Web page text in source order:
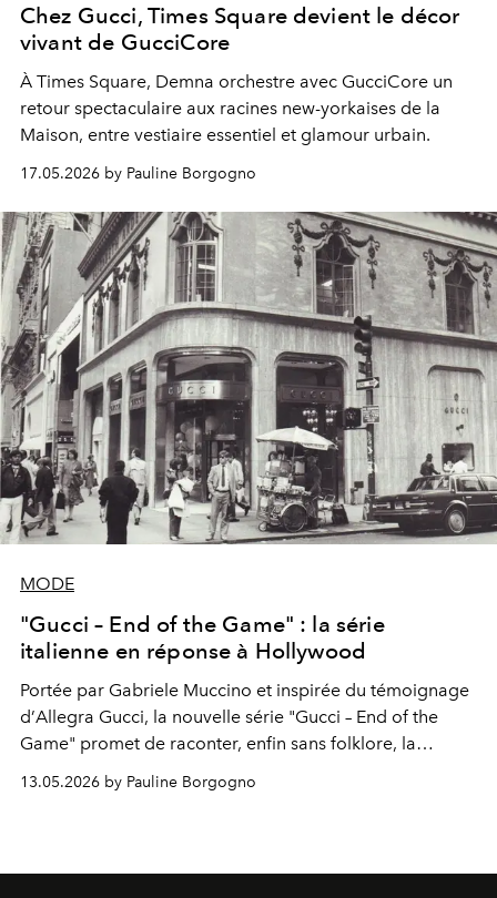
Chez Gucci, Times Square devient le décor
vivant de GucciCore
À Times Square, Demna orchestre avec GucciCore un
retour spectaculaire aux racines new-yorkaises de la
Maison, entre vestiaire essentiel et glamour urbain.
17.05.2026 by Pauline Borgogno
MODE
"Gucci – End of the Game" : la série
italienne en réponse à Hollywood
Portée par Gabriele Muccino et inspirée du témoignage
d’Allegra Gucci, la nouvelle série "Gucci – End of the
Game" promet de raconter, enfin sans folklore, la
véritable tragédie de la dynastie Gucci.
13.05.2026 by Pauline Borgogno